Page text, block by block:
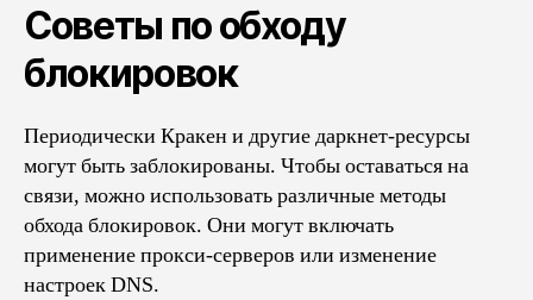
Советы по обходу
блокировок
Периодически Кракен и другие даркнет-ресурсы
могут быть заблокированы. Чтобы оставаться на
связи, можно использовать различные методы
обхода блокировок. Они могут включать
применение прокси-серверов или изменение
настроек DNS.